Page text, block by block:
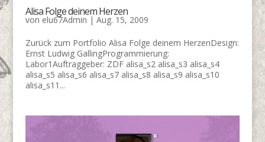
Alisa Folge deinem Herzen
von elu67Admin | Aug. 15, 2009
Zurück zum Portfolio Alisa Folge deinem HerzenDesign:
Ernst Ludwig GallingProgrammierung:
Labor1Auftraggeber: ZDF alisa_s2 alisa_s3 alisa_s4
alisa_s5 alisa_s6 alisa_s7 alisa_s8 alisa_s9 alisa_s10
alisa_s11...